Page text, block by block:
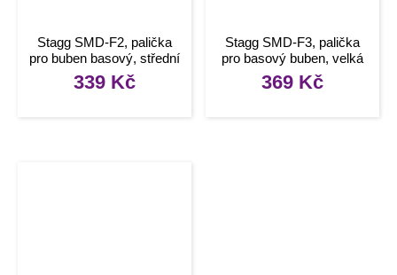
Stagg SMD-F2, palička
pro buben basový, střední
339 Kč
Stagg SMD-F3, palička
pro basový buben, velká
369 Kč